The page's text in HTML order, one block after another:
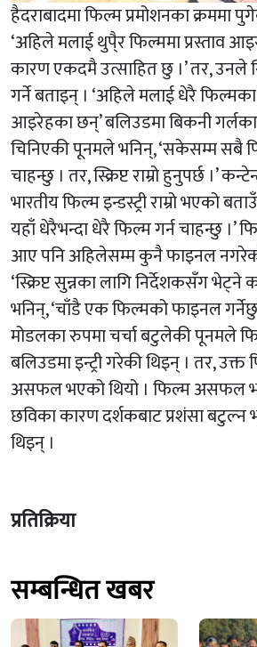
हैदराबादमा फिल्म प्रमोशनका क्रममा
‘अहिले मलाई थुपै्र फिल्ममा प्रस्ताव
कारण एकदमै उत्साहित छु ।’ तर, उनले
गर्ने बताइन् । ‘अहिले मलाई धेरै
आइरेहका छन्’ बलिउडमा बिकनी
चिनिएकी पूनमले भनिन्, ‘सकेसम्म सबै
चाहन्छु । तर, स्क्रिप्ट राम्रो हुनुपर्छ ।’
भारतीय फिल्म इन्डस्ट्री राम्रो भएको
यहाँ धेरैभन्दा धेरै फिल्म गर्न चाहन्छु ।’
आए पनि अहिलेसम्म कुनै फाइनल
‘स्क्रिप्ट सुन्नका लागि निर्देशकसँग भेट्ने
भनिन्, ‘चाँडै एक फिल्मको फाइनल
मोडलका रुपमा चर्चा बटुलेकी पूनमले
बलिउडमा इन्ट्री गरेकी थिइन् । तर,
असफल भएको थियो । फिल्म असफल
छविका कारण दर्शकबाट प्रशंसा
थिइन् ।
प्रतिक्रिया
सम्बन्धित खबर